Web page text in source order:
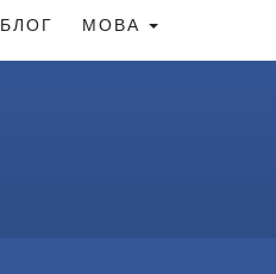
БЛОГ МОВА